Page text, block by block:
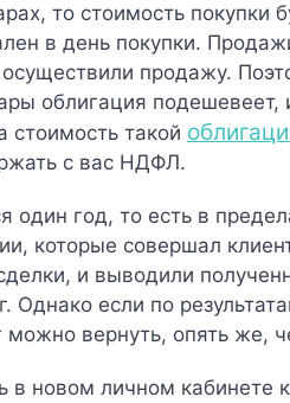
то стоимость покупки
в день покупки.
осуществили продажу.
облигация
стоимость такой
с вас НДФЛ.
один год, то есть в
которые совершал
и выводили
Однако если по
вернуть, опять же,
в новом личном кабинете